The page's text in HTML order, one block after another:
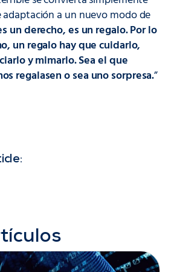
a un nuevo modo de
un derecho, es un regalo. Por lo
un regalo hay que cuidarlo,
y mimarlo. Sea el que
regalasen o sea uno sorpresa.”